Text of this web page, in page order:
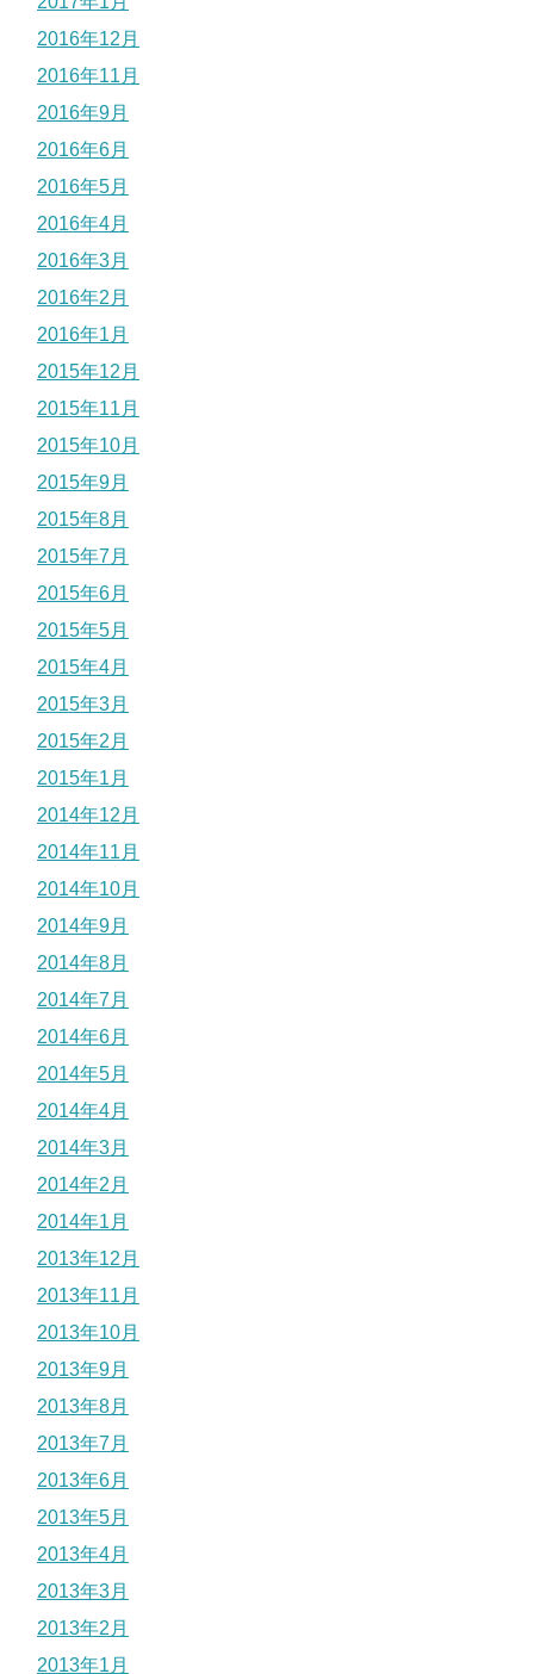
2016年12月
2016年11月
2016年9月
2016年6月
2016年5月
2016年4月
2016年3月
2016年2月
2016年1月
2015年12月
2015年11月
2015年10月
2015年9月
2015年8月
2015年7月
2015年6月
2015年5月
2015年4月
2015年3月
2015年2月
2015年1月
2014年12月
2014年11月
2014年10月
2014年9月
2014年8月
2014年7月
2014年6月
2014年5月
2014年4月
2014年3月
2014年2月
2014年1月
2013年12月
2013年11月
2013年10月
2013年9月
2013年8月
2013年7月
2013年6月
2013年5月
2013年4月
2013年3月
2013年2月
2013年1月